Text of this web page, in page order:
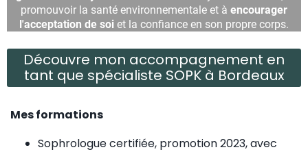
promouvoir la santé environnementale et à encourager
l'acceptation de soi et la confiance en son propre corps.
Découvre mon accompagnement en
tant que spécialiste SOPK à Bordeaux
Mes formations
Sophrologue certifiée, promotion 2023, avec